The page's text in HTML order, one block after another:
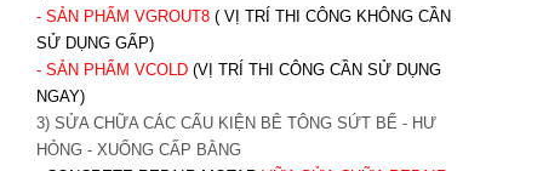
- SẢN PHẨM VGROUT8 ( VỊ TRÍ THI CÔNG KHÔNG CẦN
SỬ DỤNG GẤP)
- SẢN PHẨM VCOLD (VỊ TRÍ THI CÔNG CẦN SỬ DỤNG
NGAY)
3) SỬA CHỮA CÁC CẤU KIỆN BÊ TÔNG SỨT BỂ - HƯ
HỎNG - XUỐNG CẤP BẰNG